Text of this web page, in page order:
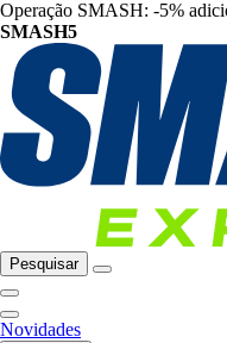
Operação SMASH: -5%
SMASH5
Pesquisar
Novidades